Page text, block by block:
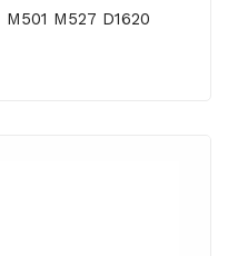
M501 M527 D1620